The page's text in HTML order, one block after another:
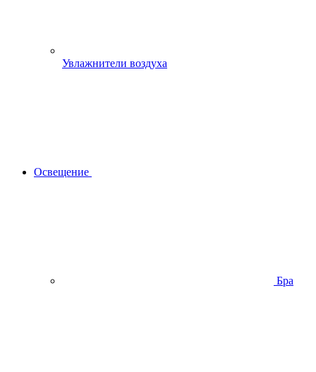
Увлажнители воздуха
Освещение
Бра